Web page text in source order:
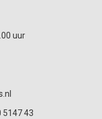
uur
5147 43